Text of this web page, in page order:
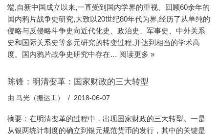
端,自新中国成立以来,一直受到国内学界的重视。回顾60余年的
国内鸦片战争史研究,大致以20世纪80年代为界,经历了从单纯的
侵略与反侵略斗争史向近代化史、政治史、军事史、中外关系
史和国际关系史等多元研究的转变过程,并达到相当的学术高
度。国内鸦片战争史研究中存在… 阅读更多 »
陈锋：明清变革：国家财政的三大转型
由 马光（搬运工） 2018-06-07
摘要：在明清变革的过程中，出现国家财政的三大转型。一是
从银两统计制度的确立到银元规范货币的发行，其中的关键是